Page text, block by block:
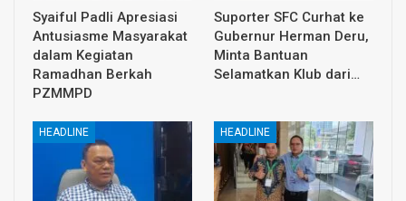
Syaiful Padli Apresiasi
Antusiasme Masyarakat
dalam Kegiatan
Ramadhan Berkah
PZMMPD
Suporter SFC Curhat ke
Gubernur Herman Deru,
Minta Bantuan
Selamatkan Klub dari…
HEADLINE HEADLINE